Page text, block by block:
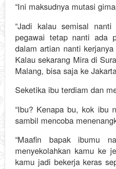
“Ini maksudnya mutasi
“Jadi kalau semisal
pegawai tetap nanti ada
dalam artian nanti
Kalau sekarang Mira di
Malang, bisa saja ke
Seketika ibu terdiam dan
“Ibu? Kenapa bu, kok ibu
sambil mencoba
“Maafin bapak ibumu
menyekolahkan kamu ke
kamu jadi bekerja keras